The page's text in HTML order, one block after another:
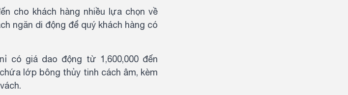
cho khách hàng nhiều lựa chọn về
ngăn di động để quý khách hàng có
có giá dao động từ 1,600,000 đến
lớp bông thủy tinh cách âm, kèm